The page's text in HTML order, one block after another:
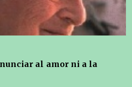
al amor ni a la